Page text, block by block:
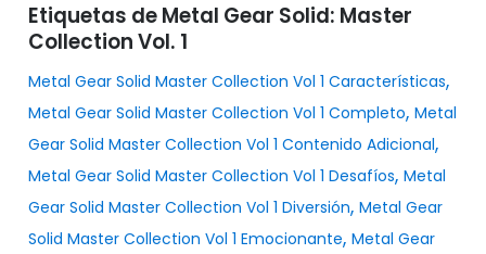
Etiquetas de Metal Gear Solid: Master
Collection Vol. 1
Metal Gear Solid Master Collection Vol 1 Características,
Metal Gear Solid Master Collection Vol 1 Completo, Metal
Gear Solid Master Collection Vol 1 Contenido Adicional,
Metal Gear Solid Master Collection Vol 1 Desafíos, Metal
Gear Solid Master Collection Vol 1 Diversión, Metal Gear
Solid Master Collection Vol 1 Emocionante, Metal Gear